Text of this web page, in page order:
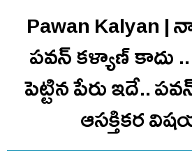
Pawan Kalyan |
పవన్ కళ్యాణ్ కాదు
పెట్టిన పేరు ఇదే..
ఆస‌క్తిక‌ర